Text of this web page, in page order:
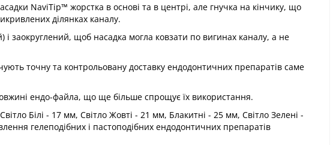
NaviTip™ жорстка в основі та в центрі, але гнучка на кінчику, що
ділянках каналу.
заокруглений, щоб насадка могла ковзати по вигинах каналу, а не
точну та контрольовану доставку ендодонтичних препаратів саме
ендо-файла, що ще більше спрощує їх використання.
Білі - 17 мм, Світло Жовті - 21 мм, Блакитні - 25 мм, Світло Зелені -
гелеподібних і пастоподібних ендодонтичних препаратів